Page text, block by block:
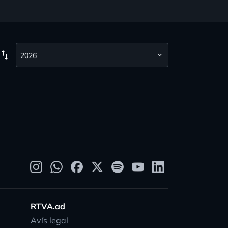
swap_vert
RTVA.ad
Avís legal